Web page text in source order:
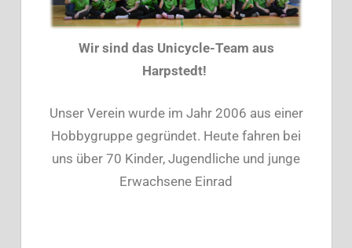
Wir sind das Unicycle-Team aus
Harpstedt!
Unser Verein wurde im Jahr 2006 aus einer
Hobbygruppe gegründet. Heute fahren bei
uns über 70 Kinder, Jugendliche und junge
Erwachsene Einrad